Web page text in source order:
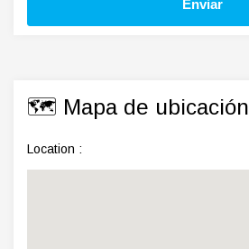
🗺️ Mapa de ubicación
Location :